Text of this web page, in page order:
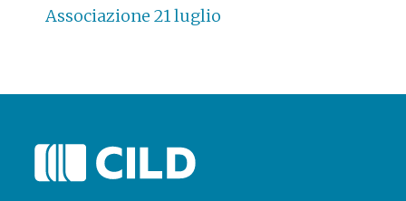
Associazione 21 luglio
POST